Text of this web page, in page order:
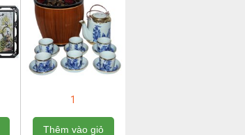
1
Thêm vào giỏ